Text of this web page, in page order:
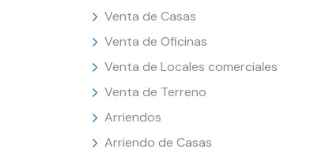
Venta de Casas
Venta de Oficinas
Venta de Locales comerciales
Venta de Terreno
Arriendos
Arriendo de Casas